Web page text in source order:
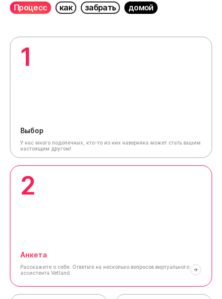
Процесс как забрать домой
1
Выбор
У нас много подопечных, кто-то из них наверняка может стать вашим
настоящим другом!
2
Анкета
Расскажите о себе. Ответьте на несколько вопросов виртуального
ассистента Vetland.